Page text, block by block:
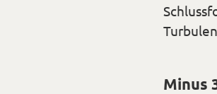
Minus